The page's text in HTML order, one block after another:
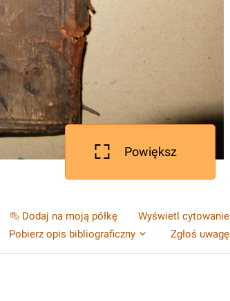
Powiększ
Dodaj na moją półkę
Wyświetl cytowanie
Pobierz opis bibliograficzny
Zgłoś uwagę